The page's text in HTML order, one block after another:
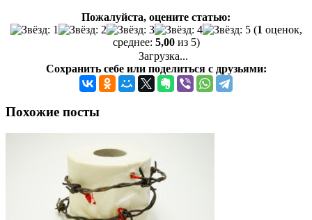
Пожалуйста, оцените статью:
(1 оценок,
среднее: 5,00из 5)
Загрузка...
Сохранить себе или поделиться с друзьями:
Похожие посты